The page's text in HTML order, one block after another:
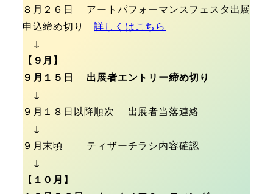
８月２６日 アートパフォーマンスフェスタ出展
申込締め切り詳しくはこちら
↓
【９月】
９月１５日 出展者エントリー締め切り
↓
９月１８日以降順次 出展者当落連絡
↓
９月末頃 ティザーチラシ内容確認
↓
【１０月】